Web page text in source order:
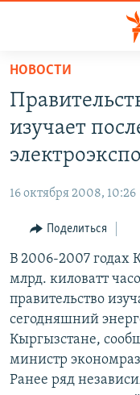
Вернуться
основному
содержанию
Вернутся
главной
навигации
Вернутся
поиску
КАЗАХСТАН
ТАДЖИКИСТАН
НОВОСТИ
ВОЙНА В УКРАИНЕ
ҚАЗАҚША
КЫРГЫЗЧА
ЎЗБЕКЧА
ТОҶИКӢ
TÜRKMENÇE
Все сайты РСЕ/РС
НОВОСТИ
изучает
16 октября 2008, 10:26
Поделиться
В 2006-2007 годах
млрд. киловатт
правительство
сегодняшний
Кыргызстане,
министр
Ранее ряд